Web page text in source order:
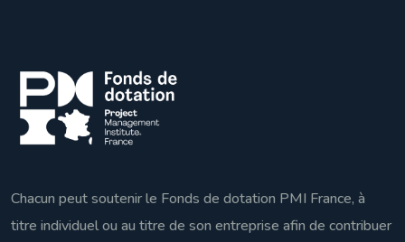
Chacun peut soutenir le Fonds de dotation PMI France, à
titre individuel ou au titre de son entreprise afin de contribuer